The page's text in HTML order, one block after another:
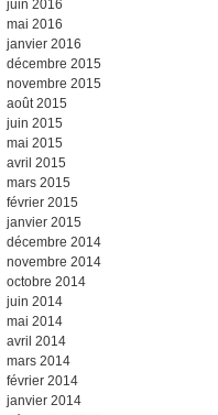
juin 2016
mai 2016
janvier 2016
décembre 2015
novembre 2015
août 2015
juin 2015
mai 2015
avril 2015
mars 2015
février 2015
janvier 2015
décembre 2014
novembre 2014
octobre 2014
juin 2014
mai 2014
avril 2014
mars 2014
février 2014
janvier 2014